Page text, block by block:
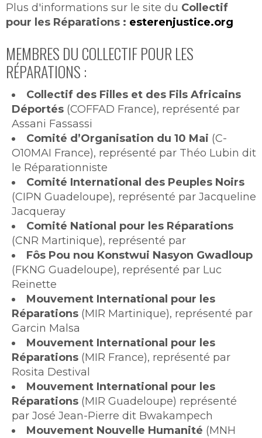
Plus d'informations sur le site du Collectif
pour les Réparations : esterenjustice.org
MEMBRES DU COLLECTIF POUR LES
RÉPARATIONS :
Collectif des Filles et des Fils Africains
Déportés (COFFAD France), représenté par
Assani Fassassi
Comité d’Organisation du 10 Mai (C-
O10MAI France), représenté par Théo Lubin dit
le Réparationniste
Comité International des Peuples Noirs
(CIPN Guadeloupe), représenté par Jacqueline
Jacqueray
Comité National pour les Réparations
(CNR Martinique), représenté par
Fôs Pou nou Konstwui Nasyon Gwadloup
(FKNG Guadeloupe), représenté par Luc
Reinette
Mouvement International pour les
Réparations (MIR Martinique), représenté par
Garcin Malsa
Mouvement International pour les
Réparations (MIR France), représenté par
Rosita Destival
Mouvement International pour les
Réparations (MIR Guadeloupe) représenté
par José Jean-Pierre dit Bwakampech
Mouvement Nouvelle Humanité (MNH